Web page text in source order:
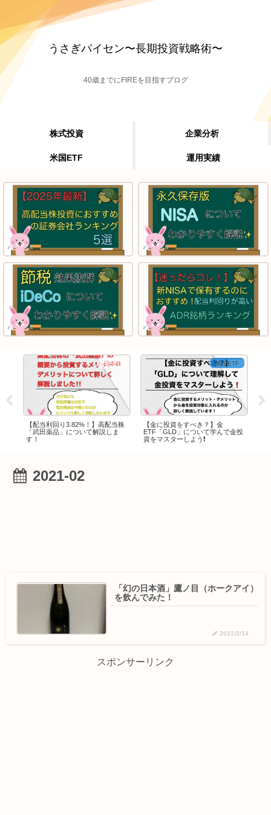
うさぎパイセン〜長期投資戦略術〜
40歳までにFIREを目指すブログ
株式投資 企業分析
米国ETF 運用実績
日本株
【配当利回り3.82%！】高配当株
「武田薬品」について解説しま
す！
米国ETF
【金に投資をすべき？】金
ETF「GLD」について学んで金投
資をマスターしよう❗️
2021-02
「幻の日本酒」鷹ノ目（ホークアイ）
を飲んでみた！
2021/2/14
スポンサーリンク